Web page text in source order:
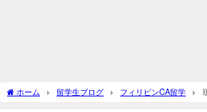
ホーム 留学生ブログ フィリピンCA留学